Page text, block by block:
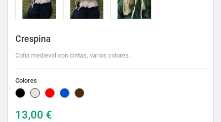
Crespina
Cofia medieval con cintas, varios colores.
Colores
NegroNaturalRojo Azul Marrón
13,00 €